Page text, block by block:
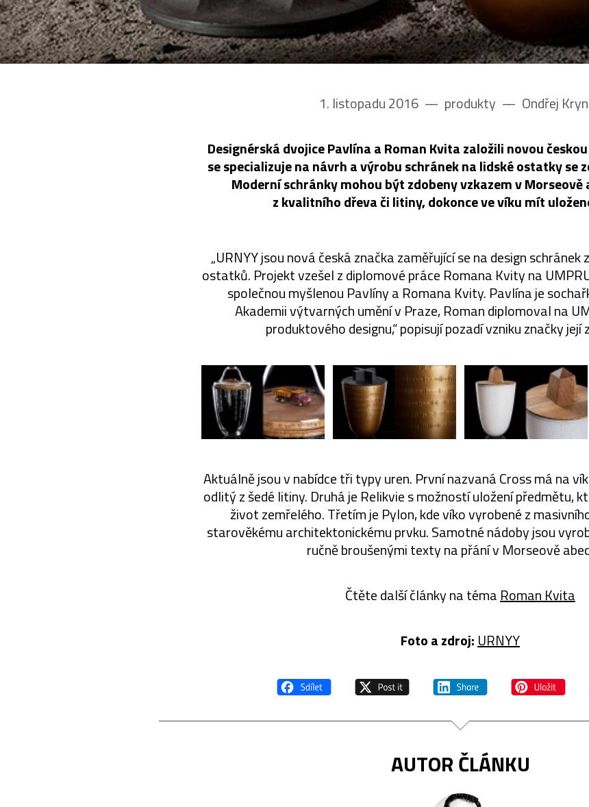
1. listopadu 2016 –– produkty –– Ondřej
Designérská dvojice Pavlína a Roman Kvita založili novou
se specializuje na návrh a výrobu schránek na lidské ostatky se
Moderní schránky mohou být zdobeny vzkazem v Morseově
z kvalitního dřeva či litiny, dokonce ve víku mít
„URNYY jsou nová česká značka zaměřující se na design schránek
ostatků. Projekt vzešel z diplomové práce Romana Kvity na
společnou myšlenou Pavlíny a Romana Kvity. Pavlína je
Akademii výtvarných umění v Praze, Roman diplomoval na
produktového designu,“ popisují pozadí vzniku značky
Aktuálně jsou v nabídce tři typy uren. První nazvaná Cross má na
odlitý z šedé litiny. Druhá je Relikvie s možností uložení předmětu,
život zemřelého. Třetím je Pylon, kde víko vyrobené z
starověkému architektonickému prvku. Samotné nádoby jsou
ručně broušenými texty na přání v Morseově
Čtěte další články na téma Roman Kvita
Foto a zdroj: URNYY
AUTOR ČLÁNKU